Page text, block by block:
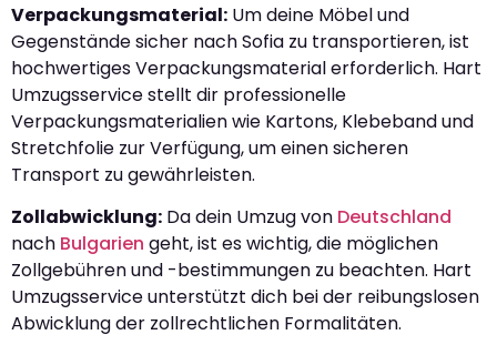
Verpackungsmaterial: Um deine Möbel und
Gegenstände sicher nach Sofia zu transportieren, ist
hochwertiges Verpackungsmaterial erforderlich. Hart
Umzugsservice stellt dir professionelle
Verpackungsmaterialien wie Kartons, Klebeband und
Stretchfolie zur Verfügung, um einen sicheren
Transport zu gewährleisten.
Zollabwicklung: Da dein Umzug von Deutschland
nach Bulgarien geht, ist es wichtig, die möglichen
Zollgebühren und -bestimmungen zu beachten. Hart
Umzugsservice unterstützt dich bei der reibungslosen
Abwicklung der zollrechtlichen Formalitäten.